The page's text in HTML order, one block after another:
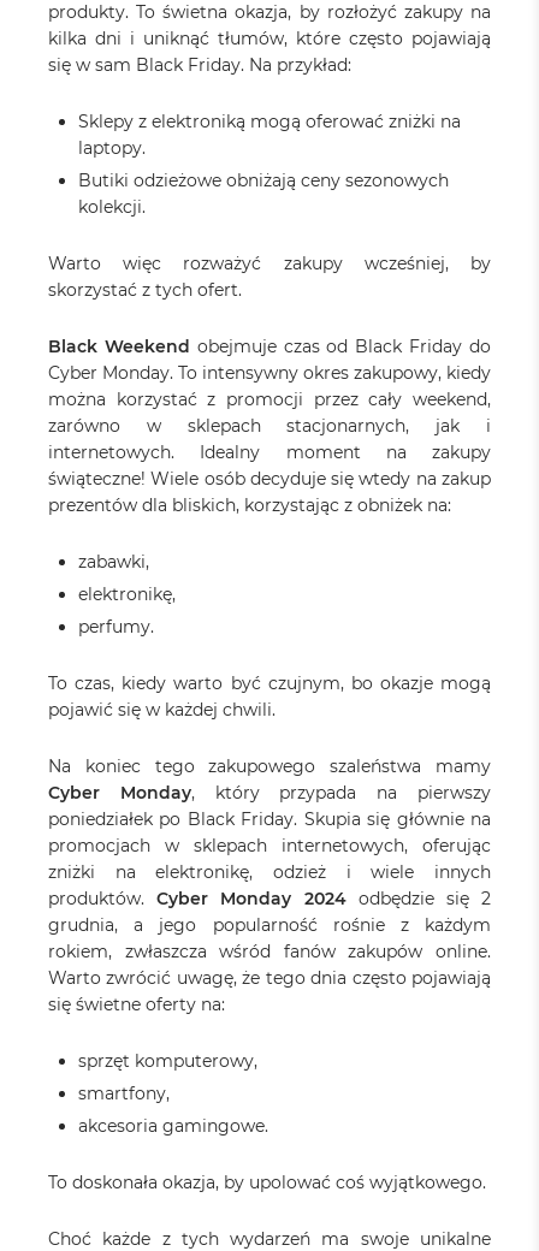
produkty. To świetna okazja, by rozłożyć zakupy na
kilka dni i uniknąć tłumów, które często pojawiają
się w sam Black Friday. Na przykład:
Sklepy z elektroniką mogą oferować zniżki na
laptopy.
Butiki odzieżowe obniżają ceny sezonowych
kolekcji.
Warto więc rozważyć zakupy wcześniej, by
skorzystać z tych ofert.
Black Weekend obejmuje czas od Black Friday do
Cyber Monday. To intensywny okres zakupowy, kiedy
można korzystać z promocji przez cały weekend,
zarówno w sklepach stacjonarnych, jak i
internetowych. Idealny moment na zakupy
świąteczne! Wiele osób decyduje się wtedy na zakup
prezentów dla bliskich, korzystając z obniżek na:
zabawki,
elektronikę,
perfumy.
To czas, kiedy warto być czujnym, bo okazje mogą
pojawić się w każdej chwili.
Na koniec tego zakupowego szaleństwa mamy
Cyber Monday, który przypada na pierwszy
poniedziałek po Black Friday. Skupia się głównie na
promocjach w sklepach internetowych, oferując
zniżki na elektronikę, odzież i wiele innych
produktów.Cyber Monday 2024odbędzie się 2
grudnia, a jego popularność rośnie z każdym
rokiem, zwłaszcza wśród fanów zakupów online.
Warto zwrócić uwagę, że tego dnia często pojawiają
się świetne oferty na:
sprzęt komputerowy,
smartfony,
akcesoria gamingowe.
To doskonała okazja, by upolować coś wyjątkowego.
Choć każde z tych wydarzeń ma swoje unikalne